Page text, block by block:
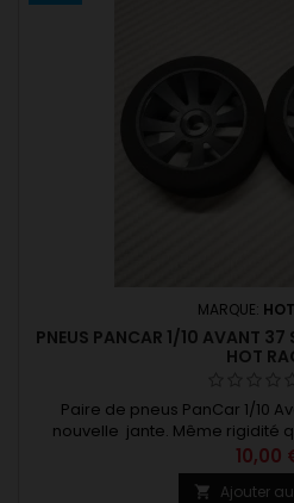
MARQUE:
PNEUS PANCAR 1/10 AVANT 37
HOT
Paire de pneus PanCar 1/10
nouvelle jante. Même rigidité
asphalte et moquette.
plusieurs dureté. A lire :
10,00
 Ajouter